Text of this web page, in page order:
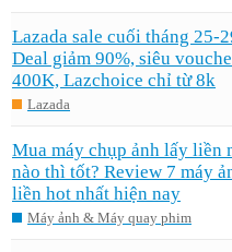
Lazada sale cuối tháng 25-
Deal giảm 90%, siêu
400K, Lazchoice chỉ từ 8k
Lazada
Mua máy chụp ảnh lấy liền
nào thì tốt? Review 7 máy
liền hot nhất hiện nay
Máy ảnh & Máy quay phim